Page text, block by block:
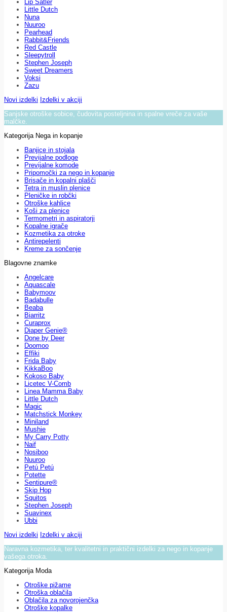
Lip Satler
Little Dutch
Nuna
Nuuroo
Pearhead
Rabbit&Friends
Red Castle
Sleepytroll
Stephen Joseph
Sweet Dreamers
Voksi
Zazu
Novi izdelki Izdelki v akciji
Sanjske otroške sobice, čudovita posteljnina in spalne vreče za vaše
malčke.
Kategorija Nega in kopanje
Banjice in stojala
Previjalne podloge
Previjalne komode
Pripomočki za nego in kopanje
Brisače in kopalni plašči
Tetra in muslin plenice
Pleničke in robčki
Otroške kahlice
Koši za plenice
Termometri in aspiratorji
Kopalne igrače
Kozmetika za otroke
Antirepelenti
Kreme za sončenje
Blagovne znamke
Angelcare
Aquascale
Babymoov
Badabulle
Beaba
Biarritz
Curaprox
Diaper Genie®
Done by Deer
Doomoo
Effiki
Frida Baby
KikkaBoo
Kokoso Baby
Licetec V-Comb
Linea Mamma Baby
Little Dutch
Magic
Matchstick Monkey
Miniland
Mushie
My Carry Potty
Naif
Nosiboo
Nuuroo
Petú Petú
Potette
Sentipure®
Skip Hop
Squitos
Stephen Joseph
Suavinex
Ubbi
Novi izdelki Izdelki v akciji
Naravna kozmetika, ter kvalitetni in praktični izdelki za nego in kopanje
vašega otroka.
Kategorija Moda
Otroške pižame
Otroška oblačila
Oblačila za novorojenčka
Otroške kopalke